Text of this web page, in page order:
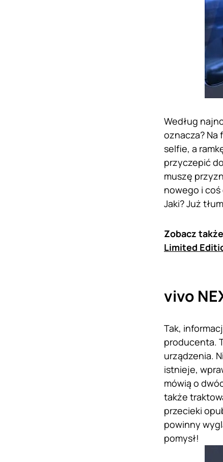
Według
oznacza?
selfie, a
przyczepić
muszę
nowego i
Jaki? Już
Zobacz
Limited
vivo
Tak,
producenta.
urządzenia.
istnieje,
mówią o
także
przecieki
powinny
pomysł!